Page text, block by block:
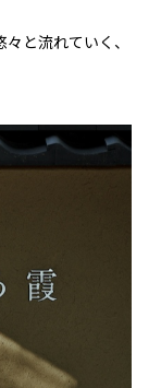
と流れていく、